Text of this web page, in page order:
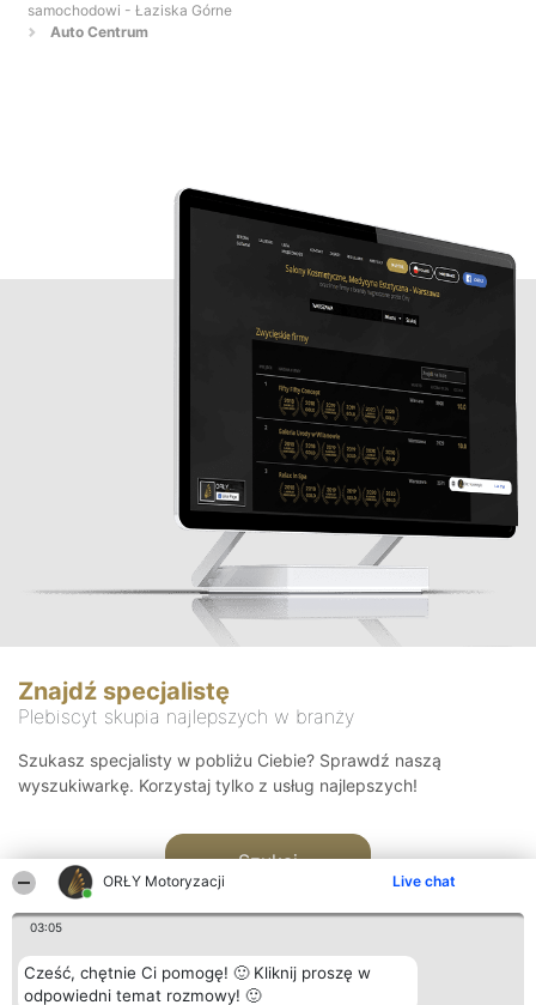
ORŁY Motoryzacji Live chat
03:05
Cześć, chętnie Ci pomogę! 🙂 Kliknij proszę w
odpowiedni temat rozmowy! 🙂
samochodowi - Łaziska Górne
Auto Centrum
Znajdź specjalistę
Plebiscyt skupia najlepszych w branży
Szukasz specjalisty w pobliżu Ciebie? Sprawdź naszą
wyszukiwarkę. Korzystaj tylko z usług najlepszych!
Szukaj